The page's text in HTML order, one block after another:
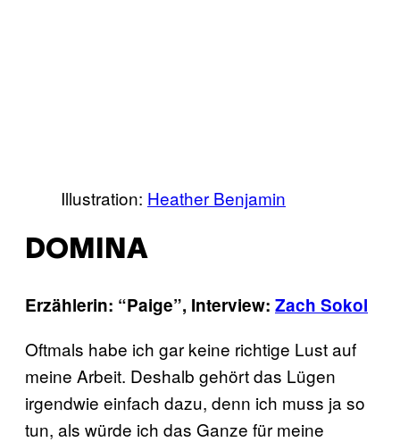
Illustration: Heather Benjamin
DOMINA
Erzählerin: “Paige”, Interview: Zach Sokol
Oftmals habe ich gar keine richtige Lust auf
meine Arbeit. Deshalb gehört das Lügen
irgendwie einfach dazu, denn ich muss ja so
tun, als würde ich das Ganze für meine